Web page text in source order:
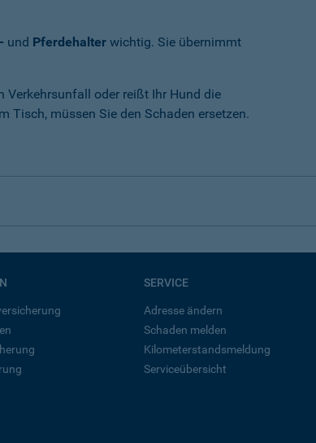
und Pferdehalter wichtig. Sie übernimmt
Verkehrsunfall oder reißt Ihr Hund die
Tisch, müssen Sie den Schaden ersetzen.
SERVICE
Adresse ändern
Schaden melden
Kilometerstandsmeldung
Serviceübersicht